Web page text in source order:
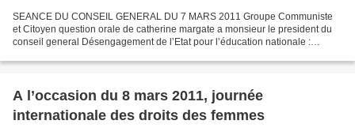
SEANCE DU CONSEIL GENERAL DU 7 MARS 2011 Groupe Communiste
et Citoyen question orale de catherine margate a monsieur le president du
conseil general Désengagement de l’Etat pour l’éducation nationale :
A l’occasion du 8 mars 2011, journée
internationale des droits des femmes